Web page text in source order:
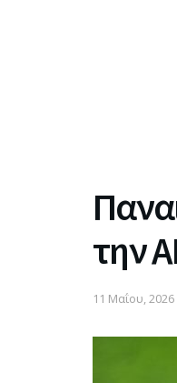
την
11 Μαΐου, 2026